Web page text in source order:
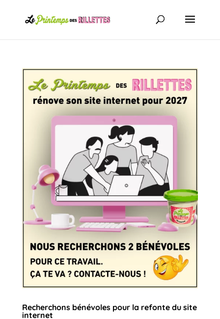
Recherchons bénévoles pour la refonte du site
internet